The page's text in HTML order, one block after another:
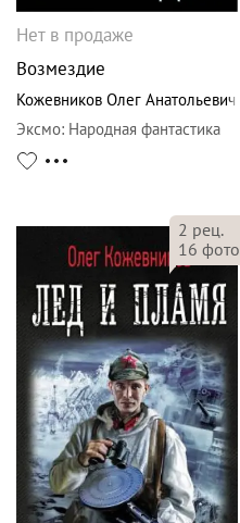
Нет в продаже
Возмездие
Кожевников Олег Анатольевич
Эксмо: Народная фантастика
2 рец.
16 фото